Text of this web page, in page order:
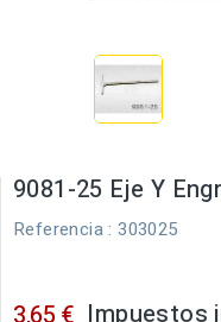
9081-25 Eje Y
Referencia : 303025
Impuestos